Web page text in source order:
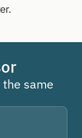
same